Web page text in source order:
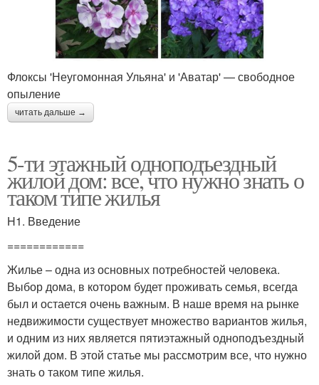
Флоксы 'Неугомонная Ульяна' и 'Аватар' — свободное
опыление
читать дальше →
5-ти этажный одноподъездный
жилой дом: все, что нужно знать о
таком типе жилья
H1. Введение
============
Жилье – одна из основных потребностей человека.
Выбор дома, в котором будет проживать семья, всегда
был и остается очень важным. В наше время на рынке
недвижимости существует множество вариантов жилья,
и одним из них является пятиэтажный одноподъездный
жилой дом. В этой статье мы рассмотрим все, что нужно
знать о таком типе жилья.